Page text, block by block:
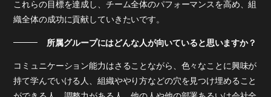
これらの目標を達成し、チーム全体のパフォーマンスを高め、組
織全体の成功に貢献していきたいです。
所属グループにはどんな人が向いていると思いますか？
コミュニケーション能力はさることながら、色々なことに興味が
持て学んでいける人、組織ややり方などの穴を見つけ埋めること